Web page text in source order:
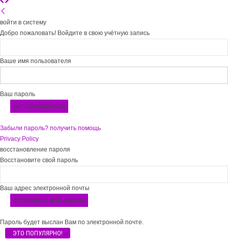
войти в систему
Добро пожаловать! Войдите в свою учётную запись
Ваше имя пользователя
Ваш пароль
Забыли пароль? получить помощь
Privacy Policy
восстановление пароля
Восстановите свой пароль
Ваш адрес электронной почты
Пароль будет выслан Вам по электронной почте.
ЭТО ПОПУЛЯРНО!